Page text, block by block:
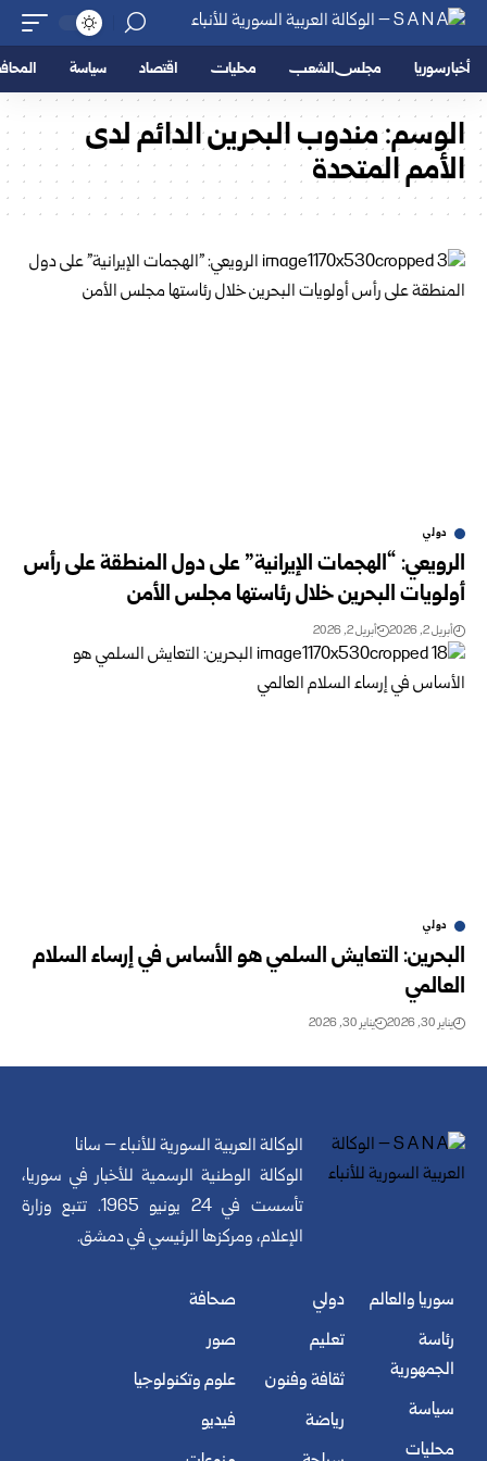
أخبار سوريا مجلس الشعب محليات اقتصاد سياسة
الوسم:مندوب البحرين الدائم لدى
الأمم المتحدة
دولي
الرويعي: “الهجمات الإيرانية” على دول المنطقة على رأس
أولويات البحرين خلال رئاستها مجلس الأمن
أبريل 2, 2026 أبريل 2, 2026
دولي
البحرين: التعايش السلمي هو الأساس في إرساء السلام
العالمي
يناير 30, 2026 يناير 30, 2026
الوكالة العربية السورية للأنباء – سانا
الوكالة الوطنية الرسمية للأخبار في سوريا،
تأسست في 24 يونيو 1965. تتبع وزارة
الإعلام، ومركزها الرئيسي في دمشق.
سوريا والعالم
رئاسة
الجمهورية
سياسة
محليات
دولي
تعليم
ثقافة وفنون
رياضة
صحافة
صور
علوم وتكنولوجيا
فيديو